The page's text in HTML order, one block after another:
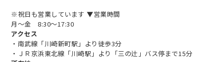
※祝日も営業しています ▼営業時間
月～金 8:30～17:30
アクセス
・南武線「川崎新町駅」より徒歩3分
・ＪＲ京浜東北線「川崎駅」より「三の辻」バス停まで15分